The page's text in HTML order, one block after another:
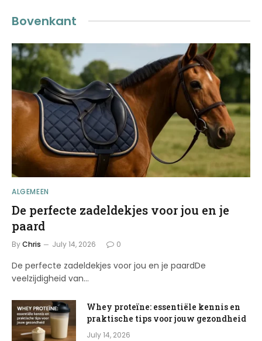
Bovenkant
ALGEMEEN
De perfecte zadeldekjes voor jou en je
paard
ByChris July 14, 2026 0
De perfecte zadeldekjes voor jou en je paardDe
veelzijdigheid van…
Whey proteïne: essentiële kennis en
praktische tips voor jouw gezondheid
July 14, 2026